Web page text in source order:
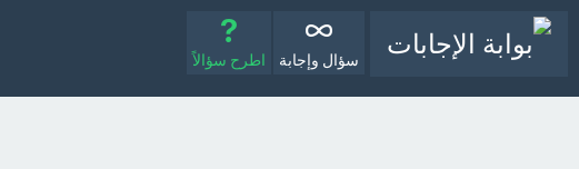
سؤال وإجابة اطرح سؤالاً